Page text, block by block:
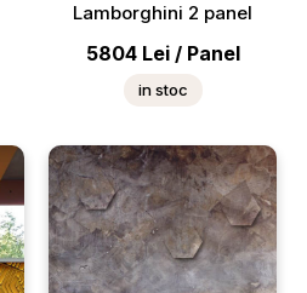
Lamborghini 2 panel
5804 Lei / Panel
in stoc